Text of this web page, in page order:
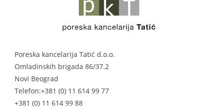
Poreska kancelarija Tatić d.o.o.
Omladinskih brigada 86/37.2
Novi Beograd
Telefon:+381 (0) 11 614 99 77
+381 (0) 11 614 99 88